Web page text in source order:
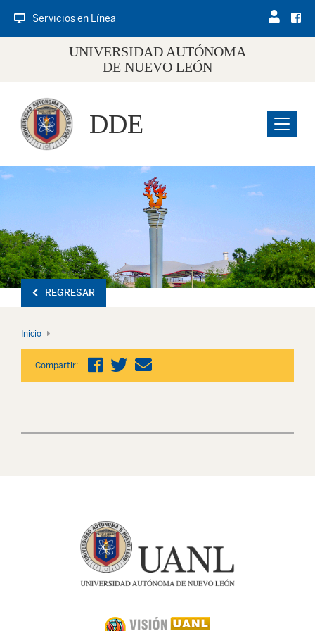
Servicios en Línea
UNIVERSIDAD AUTÓNOMA
DE NUEVO LEÓN
Menu
DDE
REGRESAR
Inicio
Compartir: